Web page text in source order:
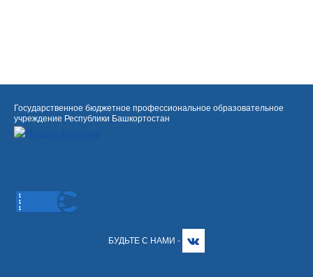
Государственное бюджетное профессиональное образовательное
учреждение Республики Башкортостан
БУДЬТЕ С НАМИ -